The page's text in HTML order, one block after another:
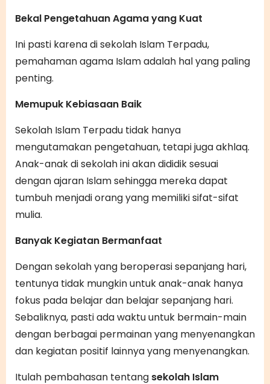
Bekal Pengetahuan Agama yang Kuat
Ini pasti karena di sekolah Islam Terpadu,
pemahaman agama Islam adalah hal yang paling
penting.
Memupuk Kebiasaan Baik
Sekolah Islam Terpadu tidak hanya
mengutamakan pengetahuan, tetapi juga akhlaq.
Anak-anak di sekolah ini akan dididik sesuai
dengan ajaran Islam sehingga mereka dapat
tumbuh menjadi orang yang memiliki sifat-sifat
mulia.
Banyak Kegiatan Bermanfaat
Dengan sekolah yang beroperasi sepanjang hari,
tentunya tidak mungkin untuk anak-anak hanya
fokus pada belajar dan belajar sepanjang hari.
Sebaliknya, pasti ada waktu untuk bermain-main
dengan berbagai permainan yang menyenangkan
dan kegiatan positif lainnya yang menyenangkan.
Itulah pembahasan tentang sekolah Islam